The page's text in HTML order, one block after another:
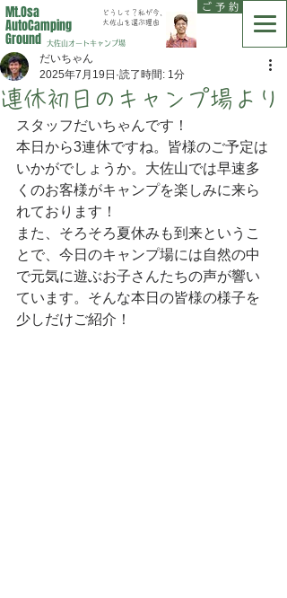
大佐山オートキャンプ場
ご 予 約
Mt.Osa
AutoCamping
Ground
どうして？私が今、
大佐山を選ぶ理由
連休初日のキャンプ場より
だいちゃん
2025年7月19日 読了時間: 1分
スタッフだいちゃんです！
本日から3連休ですね。皆様のご予定は
いかがでしょうか。大佐山では早速多
くのお客様がキャンプを楽しみに来ら
れております！
また、そろそろ夏休みも到来というこ
とで、今日のキャンプ場には自然の中
で元気に遊ぶお子さんたちの声が響い
ています。そんな本日の皆様の様子を
少しだけご紹介！